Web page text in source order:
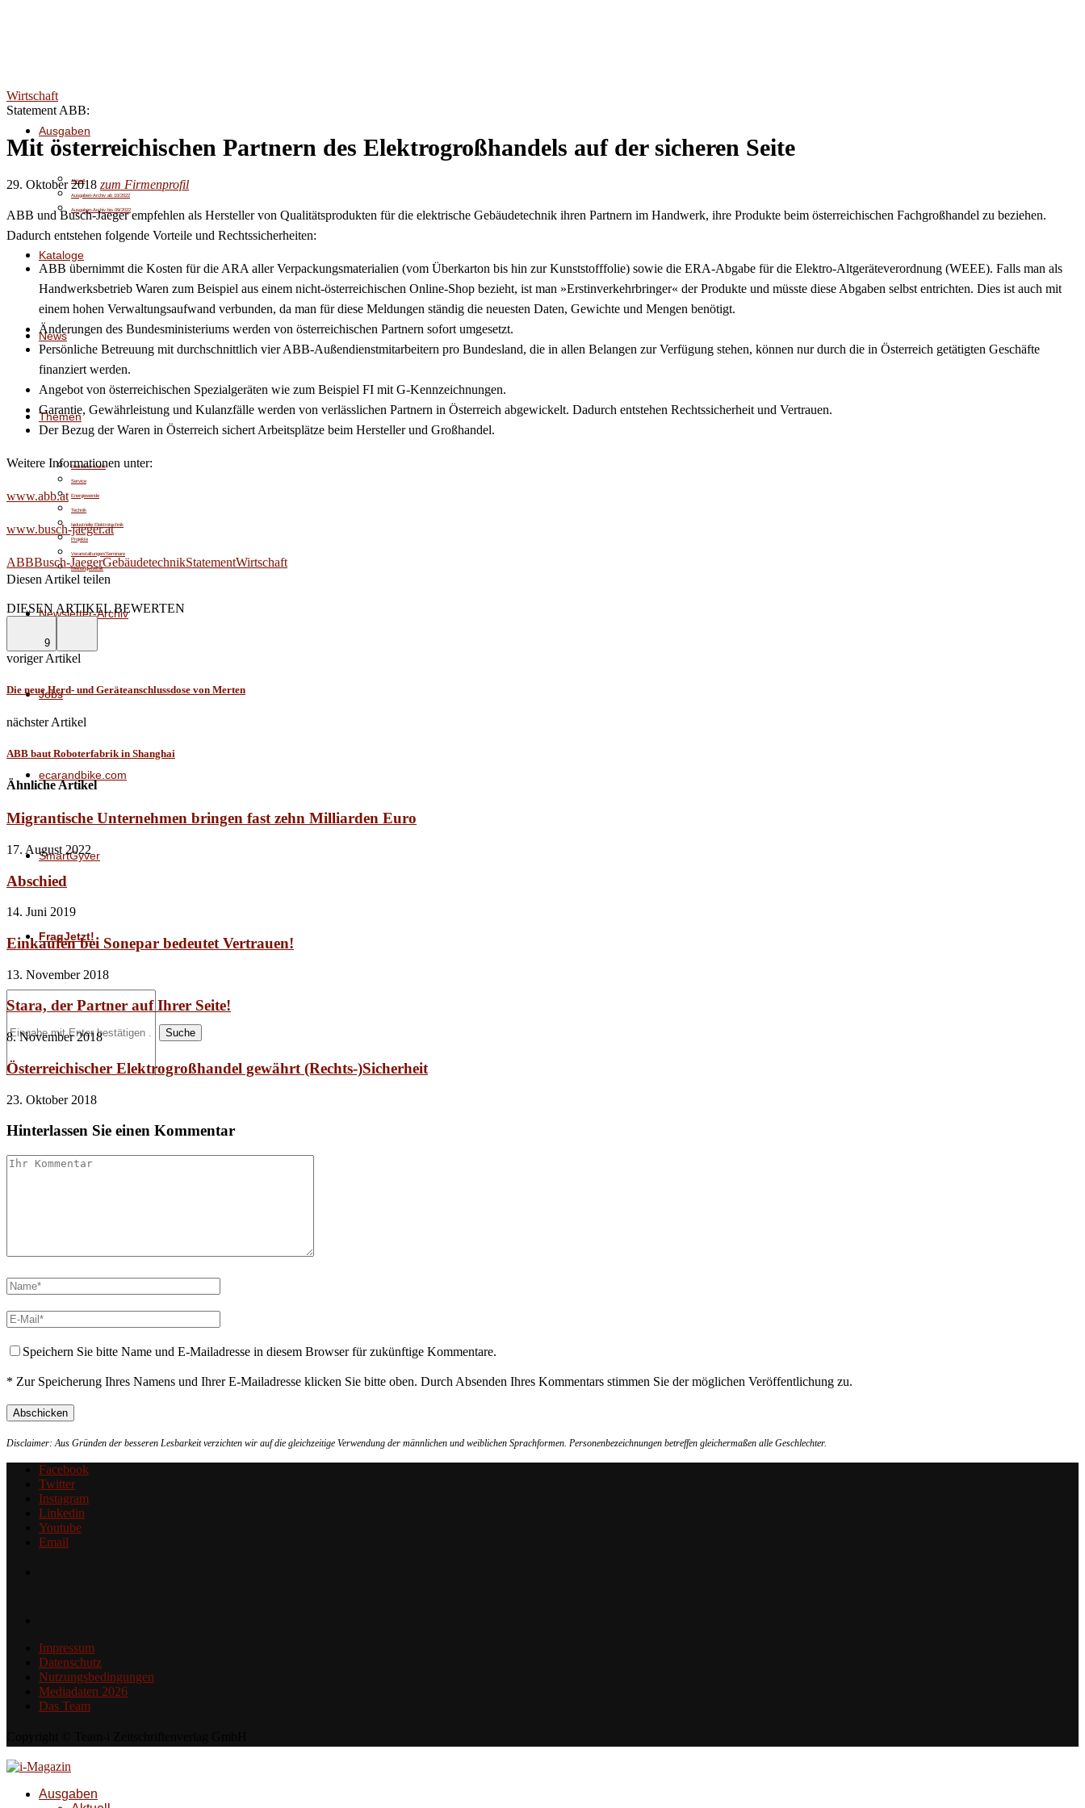
Ausgaben
Aktuell
Ausgaben-Archiv ab 10/2022
Ausgaben-Archiv bis 09/2022
Kataloge
News
Themen
Deutscher Markt
Service
Energiewende
Technik
Industrielle Elektrotechnik
Projekte
Veranstaltungen/Seminare
Meinungsvielfalt
Newsletter-Archiv
Jobs
ecarandbike.com
SmartGyver
FragJetzt!
Suche
Wirtschaft
Statement ABB:
Mit österreichischen Partnern des Elektrogroßhandels auf der sicheren Seite
29. Oktober 2018 zum Firmenprofil
ABB und Busch-Jaeger empfehlen als Hersteller von Qualitätsprodukten für die elektrische Gebäudetechnik ihren Partnern im Handwerk, ihre Produkte beim österreichischen Fachgroßhandel zu beziehen.
Dadurch entstehen folgende Vorteile und Rechtssicherheiten:
ABB übernimmt die Kosten für die ARA aller Verpackungsmaterialien (vom Überkarton bis hin zur Kunststofffolie) sowie die ERA-Abgabe für die Elektro-Altgeräteverordnung (WEEE). Falls man als
Handwerksbetrieb Waren zum Beispiel aus einem nicht-österreichischen Online-Shop bezieht, ist man »Erstinverkehrbringer« der Produkte und müsste diese Abgaben selbst entrichten. Dies ist auch mit
einem hohen Verwaltungsaufwand verbunden, da man für diese Meldungen ständig die neuesten Daten, Gewichte und Mengen benötigt.
Änderungen des Bundesministeriums werden von österreichischen Partnern sofort umgesetzt.
Persönliche Betreuung mit durchschnittlich vier ABB-Außendienstmitarbeitern pro Bundesland, die in allen Belangen zur Verfügung stehen, können nur durch die in Österreich getätigten Geschäfte
finanziert werden.
Angebot von österreichischen Spezialgeräten wie zum Beispiel FI mit G-Kennzeichnungen.
Garantie, Gewährleistung und Kulanzfälle werden von verlässlichen Partnern in Österreich abgewickelt. Dadurch entstehen Rechtssicherheit und Vertrauen.
Der Bezug der Waren in Österreich sichert Arbeitsplätze beim Hersteller und Großhandel.
Weitere Informationen unter:
www.abb.at
www.busch-jaeger.at
ABBBusch-JaegerGebäudetechnikStatementWirtschaft
Diesen Artikel teilen
DIESEN ARTIKEL BEWERTEN
9
voriger Artikel
Die neue Herd- und Geräteanschlussdose von Merten
nächster Artikel
ABB baut Roboterfabrik in Shanghai
Ähnliche Artikel
Migrantische Unternehmen bringen fast zehn Milliarden Euro
17. August 2022
Abschied
14. Juni 2019
Einkaufen bei Sonepar bedeutet Vertrauen!
13. November 2018
Stara, der Partner auf Ihrer Seite!
8. November 2018
Österreichischer Elektrogroßhandel gewährt (Rechts-)Sicherheit
23. Oktober 2018
Hinterlassen Sie einen Kommentar
Speichern Sie bitte Name und E-Mailadresse in diesem Browser für zukünftige Kommentare.
* Zur Speicherung Ihres Namens und Ihrer E-Mailadresse klicken Sie bitte oben. Durch Absenden Ihres Kommentars stimmen Sie der möglichen Veröffentlichung zu.
Disclaimer: Aus Gründen der besseren Lesbarkeit verzichten wir auf die gleichzeitige Verwendung der männlichen und weiblichen Sprachformen. Personenbezeichnungen betreffen gleichermaßen alle Geschlechter.
Facebook
Twitter
Instagram
Linkedin
Youtube
Email
Impressum
Datenschutz
Nutzungsbedingungen
Mediadaten 2026
Das Team
Ausgaben